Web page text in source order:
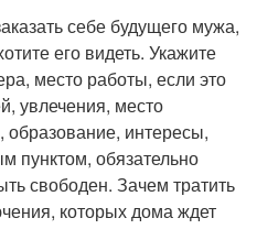
себе будущего мужа,
его видеть. Укажите
место работы, если это
увлечения, место
образование, интересы,
пунктом, обязательно
свободен. Зачем тратить
которых дома ждет